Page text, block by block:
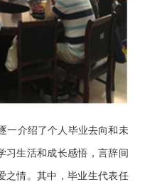
一介绍了个人毕业去向和未
习生活和成长感悟，言辞间
之情。其中，毕业生代表任